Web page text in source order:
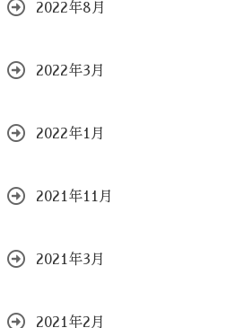
2022年8月
2022年3月
2022年1月
2021年11月
2021年3月
2021年2月